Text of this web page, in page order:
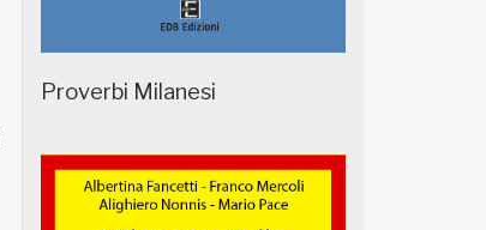
Proverbi Milanesi